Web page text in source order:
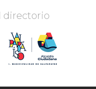
directorio